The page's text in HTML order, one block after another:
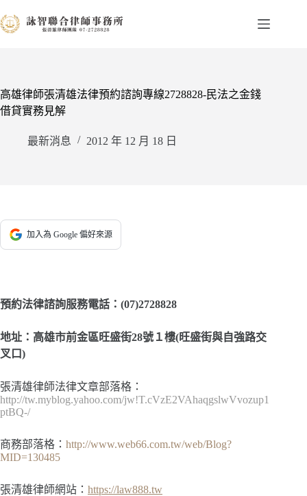
至
容
高雄律師張清雄法律預約諮詢專線2728828-民法之金錢
借貸實務見解
最新消息 2012 年 12 月 18 日
加入為 Google 偏好來源
預約法律諮詢服務電話：(07)2728828
地址：高雄市前金區旺盛街28號１樓(旺盛街與自強路交
叉口)
張清雄律師法律文章部落格：
http://tw.myblog.yahoo.com/jw!T.cVzE2VAhaqgslwVvozup1
ptBQ-/
商務部落格： http://www.web66.com.tw/web/Blog?
MID=130485
張清雄律師網站： https://law888.tw